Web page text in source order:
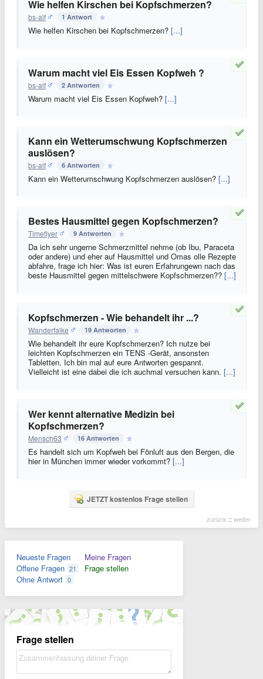
Wie helfen Kirschen bei Kopfschmerzen?
bs-alf 1 Antwort
Wie helfen Kirschen bei Kopfschmerzen? [...]
Warum macht viel Eis Essen Kopfweh ?
bs-alf 2 Antworten
Warum macht viel Eis Essen Kopfweh? [...]
Kann ein Wetterumschwung Kopfschmerzen
auslösen?
bs-alf 6 Antworten
Kann ein Wetterumschwung Kopfschmerzen auslösen? [...]
Bestes Hausmittel gegen Kopfschmerzen?
Timeflyer 9 Antworten
Da ich sehr ungerne Schmerzmittel nehme (ob Ibu, Paraceta
oder andere) und eher auf Hausmittel und Omas olle Rezepte
abfahre, frage ich hier: Was ist euren Erfahrungewn nach das
beste Hausmittel gegen mittelschwere Kopfschmerzen?? [...]
Kopfschmerzen - Wie behandelt ihr ...?
Wanderfalke 19 Antworten
Wie behandelt ihr eure Kopfschmerzen? Ich nutze bei
leichten Kopfschmerzen ein TENS -Gerät, ansonsten
Tabletten. Ich bin mal auf eure Antworten gespannt.
Vielleicht ist eine dabei die ich auchmal versuchen kann. [...]
Wer kennt alternative Medizin bei
Kopfschmerzen?
Mensch63 16 Antworten
Es handelt sich um Kopfweh bei Fönluft aus den Bergen, die
hier in München immer wieder vorkommt? [...]
JETZT kostenlos Frage stellen
zurück :: weiter
Neueste Fragen
Offene Fragen 21
Ohne Antwort 0
Meine Fragen
Frage stellen
Frage stellen